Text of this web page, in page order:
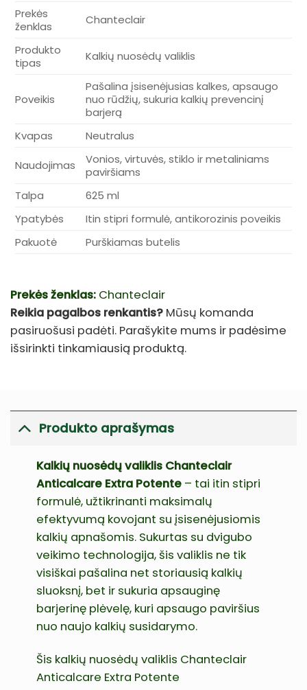
Prekės
ženklas
Chanteclair
Produkto
tipas
Kalkių nuosėdų valiklis
Poveikis
Pašalina įsisenėjusias kalkes, apsaugo
nuo rūdžių, sukuria kalkių prevencinį
barjerą
Kvapas
Neutralus
Naudojimas
Vonios, virtuvės, stiklo ir metaliniams
paviršiams
Talpa
625 ml
Ypatybės
Itin stipri formulė, antikorozinis poveikis
Pakuotė
Purškiamas butelis
Prekės ženklas: Chanteclair
Reikia pagalbos renkantis? Mūsų komanda
pasiruošusi padėti. Parašykite mums ir padėsime
išsirinkti tinkamiausią produktą.
Produkto aprašymas
Kalkių nuosėdų valiklis Chanteclair
Anticalcare Extra Potente – tai itin stipri
formulė, užtikrinanti maksimalų
efektyvumą kovojant su įsisenėjusiomis
kalkių apnašomis. Sukurtas su dvigubo
veikimo technologija, šis valiklis ne tik
visiškai pašalina net storiausią kalkių
sluoksnį, bet ir sukuria apsauginę
barjerinę plėvelę, kuri apsaugo paviršius
nuo naujo kalkių susidarymo.
Šis kalkių nuosėdų valiklis Chanteclair
Anticalcare Extra Potente